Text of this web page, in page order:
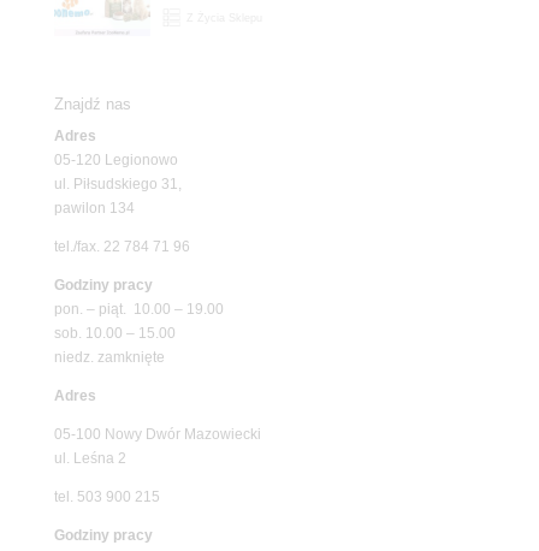
Znajdź nas
Adres
05-120 Legionowo
ul. Piłsudskiego 31,
pawilon 134
tel./fax. 22 784 71 96
Godziny pracy
pon. – piąt. 10.00 – 19.00
sob. 10.00 – 15.00
niedz. zamknięte
Adres
05-100 Nowy Dwór Mazowiecki
ul. Leśna 2
tel. 503 900 215
Godziny pracy